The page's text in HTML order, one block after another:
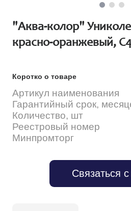
"Аква-колор"
красно-оранжевый,
Коротко о товаре
Артикул наименования
Гарантийный срок,
Количество, шт
Реестровый номер
Минпромторг
Связаться